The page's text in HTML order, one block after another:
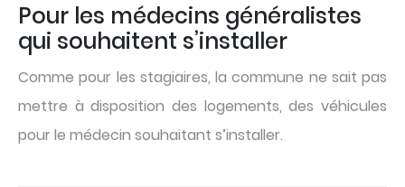
Pour les médecins généralistes
qui souhaitent s’installer
Comme pour les stagiaires, la commune ne sait pas
mettre à disposition des logements, des véhicules
pour le médecin souhaitant s’installer.